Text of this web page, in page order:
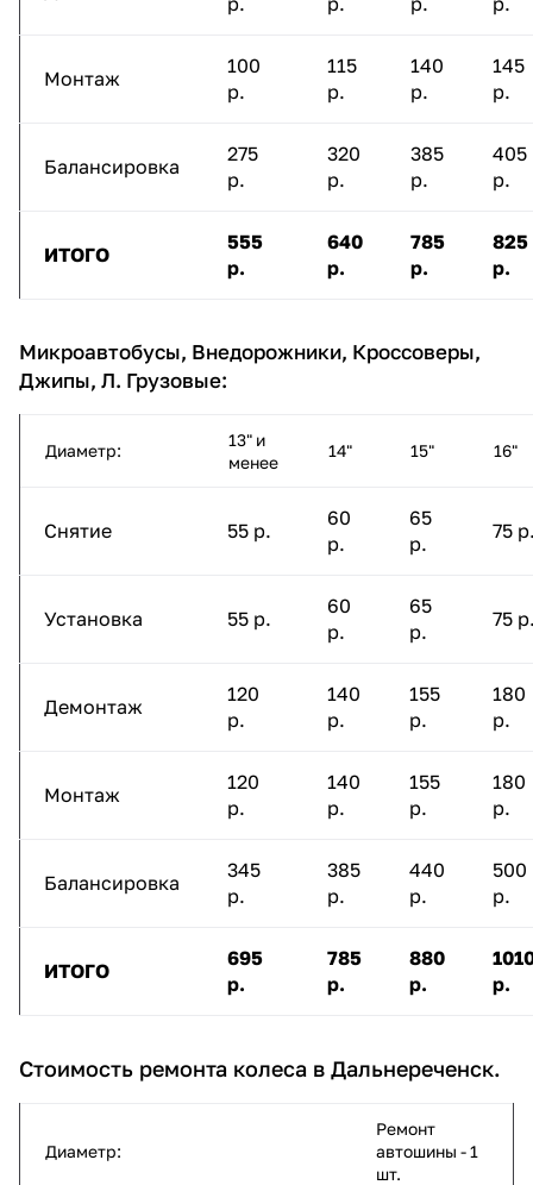
Монтаж
100
р.
115
р.
140
р.
145
р.
Балансировка
275
р.
320
р.
385
р.
405
р.
ИТОГО
555
р.
640
р.
785
р.
825
р.
Микроавтобусы, Внедорожники, Кроссоверы,
Джипы, Л. Грузовые:
Диаметр:
13" и
менее
14" 15" 16"
Снятие 55 р.
60
р.
65
р.
75
Установка 55 р.
60
р.
65
р.
75
Демонтаж
120
р.
140
р.
155
р.
180
р.
Монтаж
120
р.
140
р.
155
р.
180
р.
Балансировка
345
р.
385
р.
440
р.
500
р.
ИТОГО
695
р.
785
р.
880
р.
р.
Стоимость ремонта колеса в Дальнереченск.
Диаметр:
Ремонт
автошины - 1
шт.